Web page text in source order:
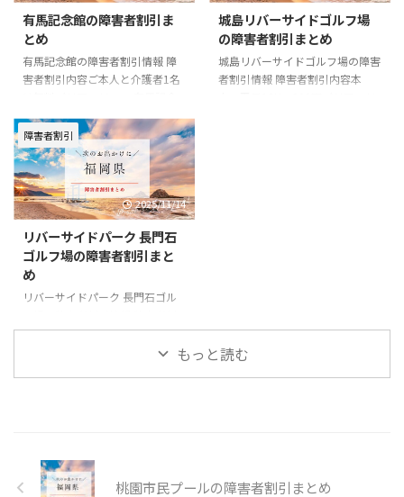
p?id=6
男女会員 400円学生会員 400円シ
ルバー会員 350円※貸靴 200
円/350円公式
URLhttps://rakupa.jp/bowl210/
有馬記念館の障害者割引ま
とめ
有馬記念館の障害者割引情報 障
害者割引内容ご本人と介護者1名
館の基本情報 住所〒830-0021 福
岡県久留米市篠山町444番地電話
番号0942-39-8485一般料金■入
館料一般 210円高校生以下 無料
公式
URLhttps://www.arimakinenkan.
or.jp/
城島リバーサイドゴルフ場
の障害者割引まとめ
城島リバーサイドゴルフ場の障害
者割引情報 障害者割引内容本
障害者割引
2025/11/14
リバーサイドパーク 長門石
ゴルフ場の障害者割引まと
め
リバーサイドパーク 長門石ゴル
引内容本人：平日18H 300円バ
リアフリーー リバーサイドパー
確認ください。公式
URLhttps://kurumekoen.org/nag
もっと読む
桃園市民プールの障害者割引まとめ